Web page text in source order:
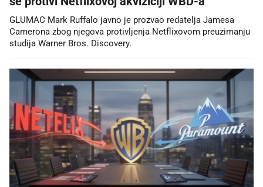
GLUMAC Mark Ruffalo javno je prozvao redatelja Jamesa
Camerona zbog njegova protivljenja Netflixovom preuzimanju
studija Warner Bros. Discovery.